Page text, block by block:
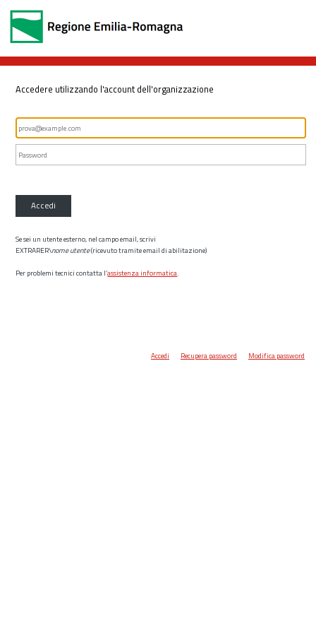
Accedere utilizzando l'account dell'organizzazione
Accedi
Se sei un utente esterno, nel campo email, scrivi
EXTRARER\nome utente(ricevuto tramite email di abilitazione)
Per problemi tecnici contatta l’assistenza informatica.
Accedi Recupera password Modifica password